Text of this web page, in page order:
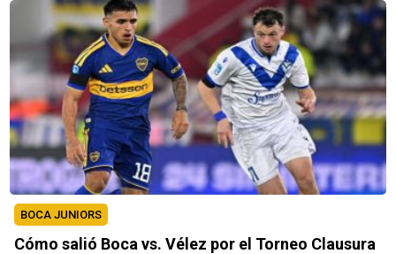
BOCA JUNIORS
Cómo salió Boca vs. Vélez por el Torneo Clausura